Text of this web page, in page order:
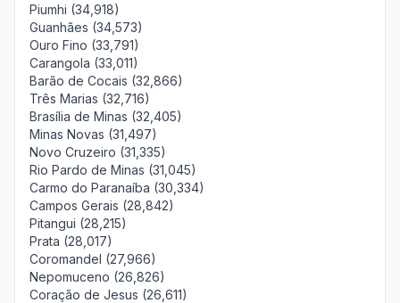
Piumhi (34,918)
Guanhães (34,573)
Ouro Fino (33,791)
Carangola (33,011)
Barão de Cocais (32,866)
Três Marias (32,716)
Brasília de Minas (32,405)
Minas Novas (31,497)
Novo Cruzeiro (31,335)
Rio Pardo de Minas (31,045)
Carmo do Paranaíba (30,334)
Campos Gerais (28,842)
Pitangui (28,215)
Prata (28,017)
Coromandel (27,966)
Nepomuceno (26,826)
Coração de Jesus (26,611)